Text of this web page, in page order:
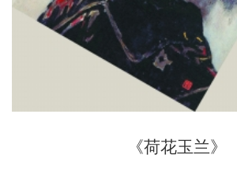
《荷花玉兰》